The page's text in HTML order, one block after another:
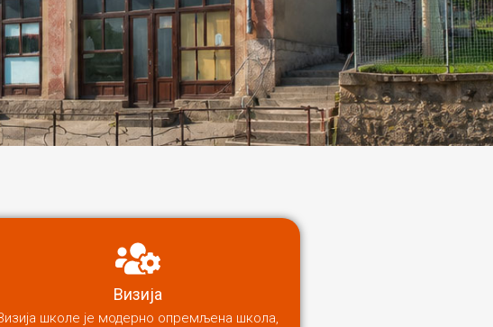
Визија
школе је модерно опремљена школа,